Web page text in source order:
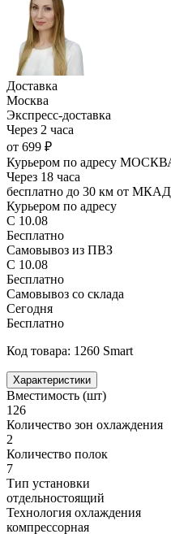
Доставка
Москва
Экспресс-доставка
Через 2 часа
от 699 ₽
Курьером по адресу
Через 18 часа
бесплатно до 30 км от
Курьером по адресу
С 10.08
Бесплатно
Самовывоз из ПВЗ
С 10.08
Бесплатно
Самовывоз со склада
Сегодня
Бесплатно
Код товара: 1260 Smart
Характеристики
Вместимость (шт)
126
Количество зон охлаждения
2
Количество полок
7
Тип установки
отдельностоящий
Технология охлаждения
компрессорная